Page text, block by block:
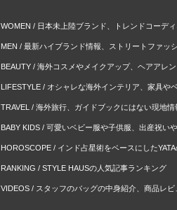
WOMEN / 日本未上陸ブランド、トレンドコーデ
MEN / 最新ハイブランド情報、ストリートファッ
BEAUTY / 海外コスメやメイクアップ、ヘアアレ
LIFESTYLE / オシャレな海外インテリア、家具や
TRAVEL / 海外旅行、ガイドブックにはない現地
BABY KIDS / 可愛いベビー服や子供服、出産祝い
HOROSCOPE / インド占星術をベースにした
RANKING / STYLE HAUSの人気記事ランキング
VIDEOS / スタッフのバッグの中身紹介、商品レビ